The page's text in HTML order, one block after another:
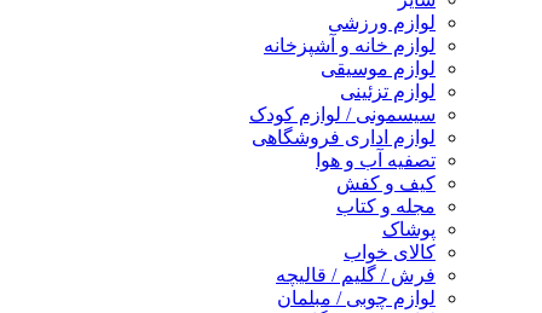
لوازم ورزشی
لوازم خانه و آشپزخانه
لوازم موسیقی
لوازم تزئینی
سیسمونی / لوازم کودک
لوازم اداری فروشگاهی
تصفیه آب و هوا
کیف و کفش
مجله و کتاب
پوشاک
کالای خواب
فرش / گلیم / قالیچه
لوازم چوبی / مبلمان